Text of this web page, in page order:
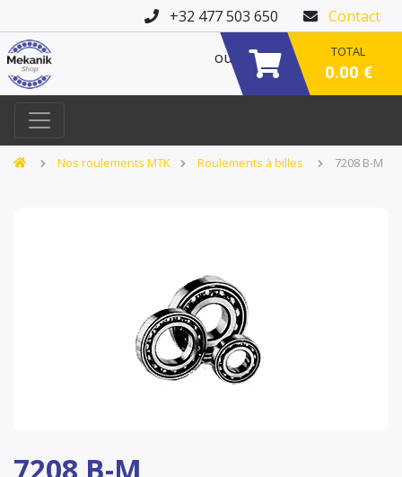
+32 477 503 650 Contact
ou TOTAL
0.00 €
Nos roulements MTK Roulements à billes 7208 B-M